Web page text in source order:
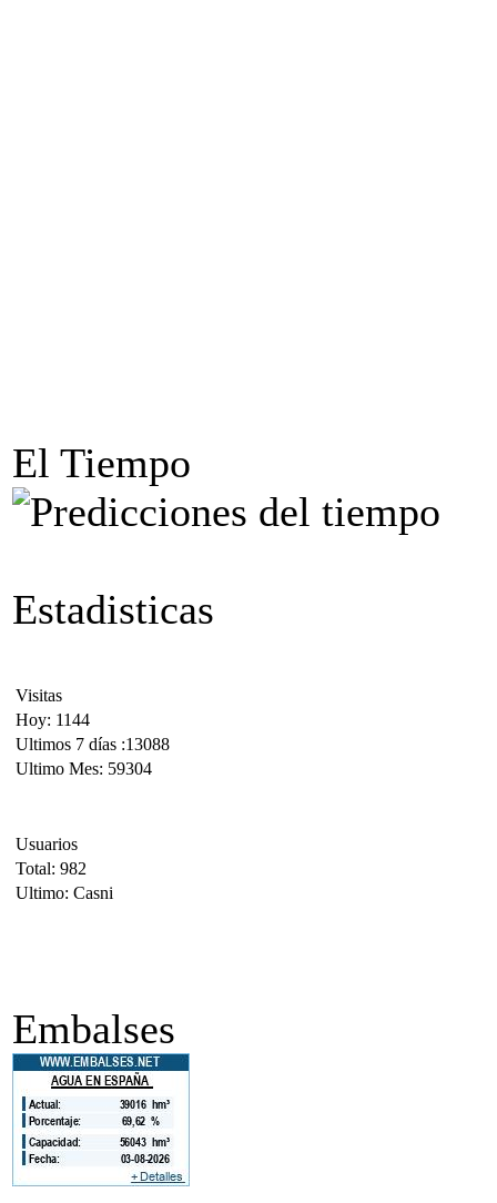
El Tiempo
Estadisticas
Visitas
Hoy: 1144
Ultimos 7 días :13088
Ultimo Mes: 59304
Usuarios
Total: 982
Ultimo: Casni
Embalses